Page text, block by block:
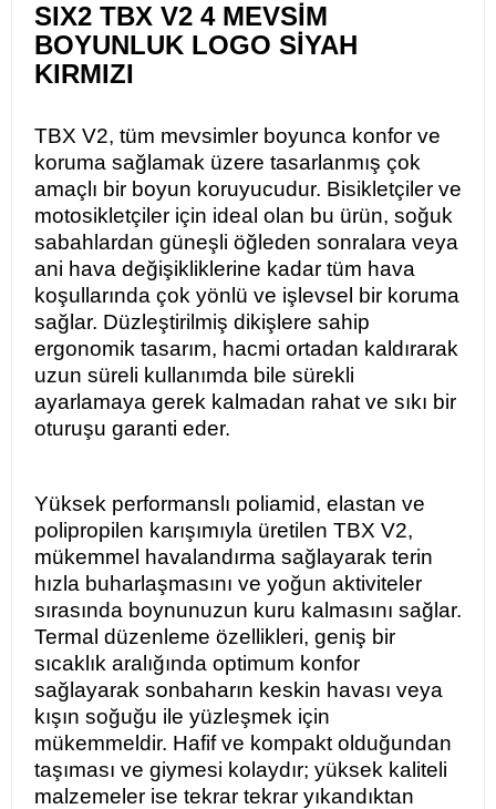
SIX2 TBX V2 4 MEVSİM
BOYUNLUK LOGO SİYAH
KIRMIZI
TBX V2, tüm mevsimler boyunca konfor ve
koruma sağlamak üzere tasarlanmış çok
amaçlı bir boyun koruyucudur. Bisikletçiler ve
motosikletçiler için ideal olan bu ürün, soğuk
sabahlardan güneşli öğleden sonralara veya
ani hava değişikliklerine kadar tüm hava
koşullarında çok yönlü ve işlevsel bir koruma
sağlar. Düzleştirilmiş dikişlere sahip
ergonomik tasarım, hacmi ortadan kaldırarak
uzun süreli kullanımda bile sürekli
ayarlamaya gerek kalmadan rahat ve sıkı bir
oturuşu garanti eder.
Yüksek performanslı poliamid, elastan ve
polipropilen karışımıyla üretilen TBX V2,
mükemmel havalandırma sağlayarak terin
hızla buharlaşmasını ve yoğun aktiviteler
sırasında boynunuzun kuru kalmasını sağlar.
Termal düzenleme özellikleri, geniş bir
sıcaklık aralığında optimum konfor
sağlayarak sonbaharın keskin havası veya
kışın soğuğu ile yüzleşmek için
mükemmeldir. Hafif ve kompakt olduğundan
taşıması ve giymesi kolaydır; yüksek kaliteli
malzemeler ise tekrar tekrar yıkandıktan